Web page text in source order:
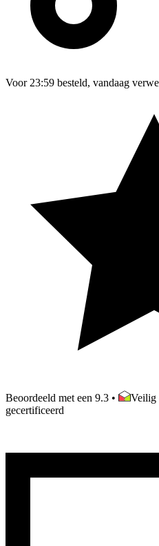
Voor 23:59 besteld, vandaag
Beoordeeld met een 9.3 •
Veilig
gecertificeerd